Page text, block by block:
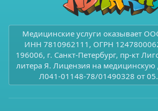
Медицинские услуги оказывает
ИНН 7810962111, ОГРН
196006, г. Санкт-Петербург, пр-кт
литера Я. Лицензия на медицинскую
Л041-01148-78/01490328 от